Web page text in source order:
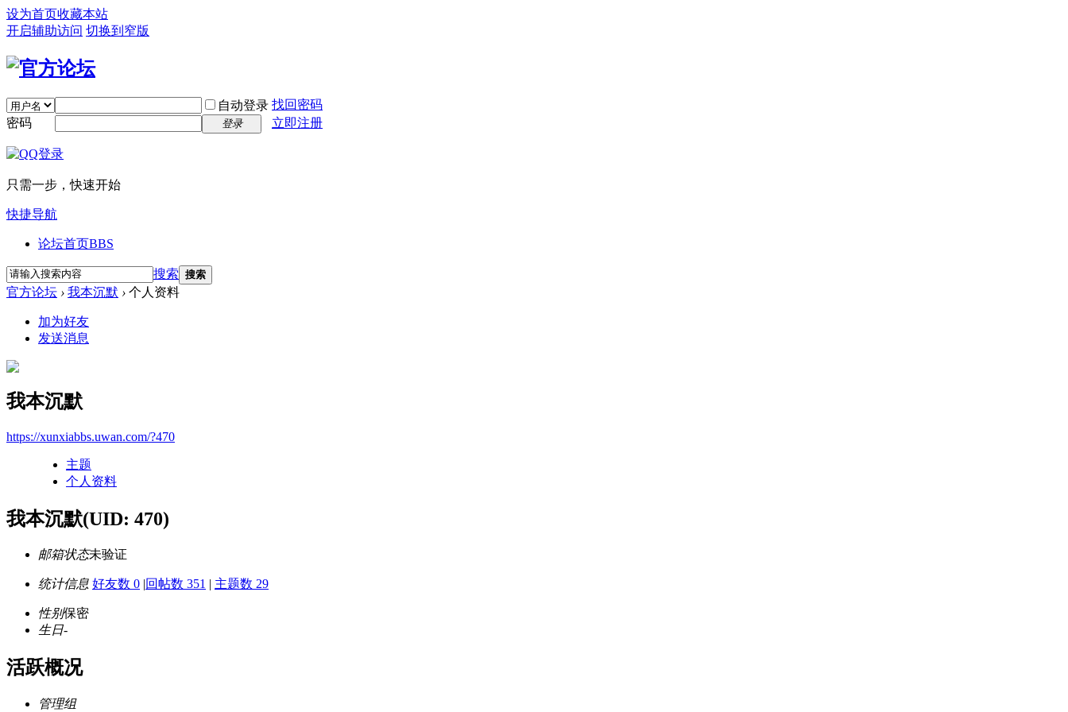
设为首页收藏本站
开启辅助访问 切换到窄版
自动登录 找回密码
密码
登录 立即注册
只需一步，快速开始
快捷导航
论坛首页BBS
搜索 搜索
官方论坛 › 我本沉默 › 个人资料
加为好友
发送消息
我本沉默
https://xunxiabbs.uwan.com/?470
主题
个人资料
我本沉默(UID: 470)
邮箱状态未验证
统计信息 好友数 0 |回帖数 351 | 主题数 29
性别保密
生日-
活跃概况
管理组